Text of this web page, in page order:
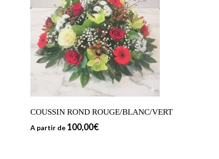
COUSSIN ROND ROUGE/BLANC/VERT
A partir de 100,00€